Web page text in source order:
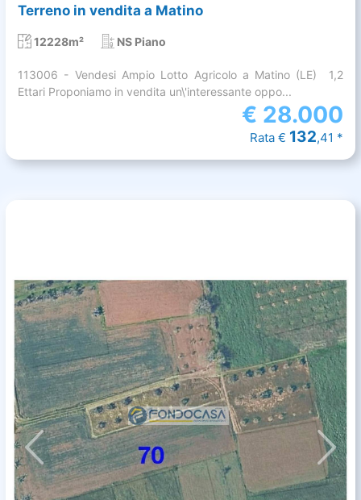
Terreno in vendita a Matino
12228m² NS Piano
113006 - Vendesi Ampio Lotto Agricolo a Matino (LE)  1,2
Ettari Proponiamo in vendita un\'interessante oppo...
€ 28.000
Rata € 132,41 *